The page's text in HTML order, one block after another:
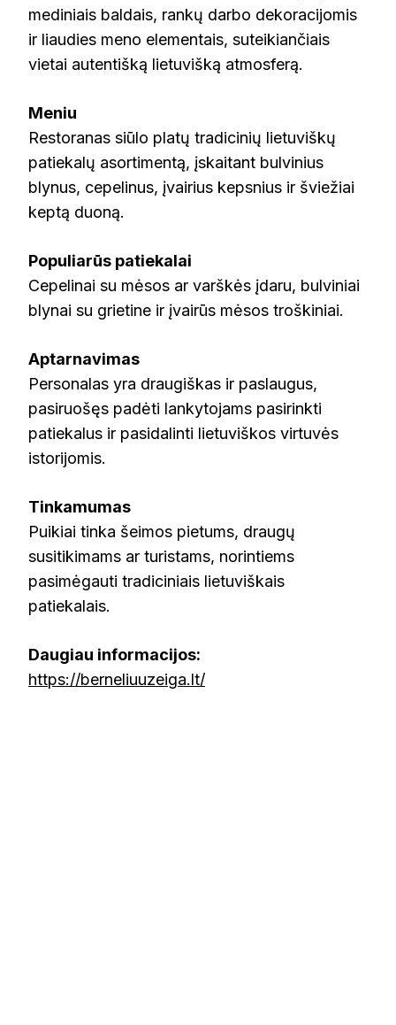
mediniais baldais, rankų darbo dekoracijomis
ir liaudies meno elementais, suteikiančiais
vietai autentišką lietuvišką atmosferą.
Meniu
Restoranas siūlo platų tradicinių lietuviškų
patiekalų asortimentą, įskaitant bulvinius
blynus, cepelinus, įvairius kepsnius ir šviežiai
keptą duoną.
Populiarūs patiekalai
Cepelinai su mėsos ar varškės įdaru, bulviniai
blynai su grietine ir įvairūs mėsos troškiniai.
Aptarnavimas
Personalas yra draugiškas ir paslaugus,
pasiruošęs padėti lankytojams pasirinkti
patiekalus ir pasidalinti lietuviškos virtuvės
istorijomis.
Tinkamumas
Puikiai tinka šeimos pietums, draugų
susitikimams ar turistams, norintiems
pasimėgauti tradiciniais lietuviškais
patiekalais.
Daugiau informacijos:
https://berneliuuzeiga.lt/